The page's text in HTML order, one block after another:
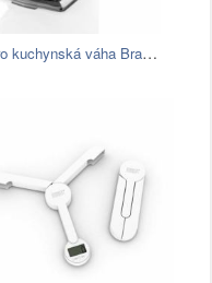
Antikoro kuchynská váha Brandani s…